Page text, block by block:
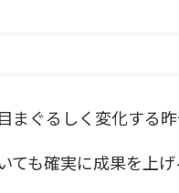
まぐるしく変化する昨
ても確実に成果を上